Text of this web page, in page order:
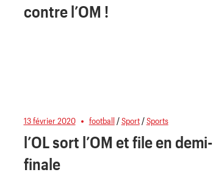
contre l’OM !
13 février 2020 football/Sport/Sports
l’OL sort l’OM et file en demi-
finale